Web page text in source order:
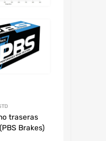
traseras
Brakes)